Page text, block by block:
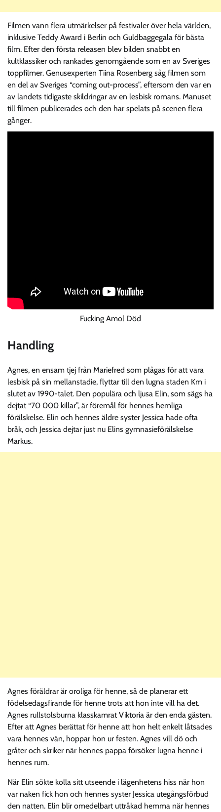
Filmen vann flera utmärkelser på festivaler över hela världen,
inklusive Teddy Award i Berlin och Guldbaggegala för bästa
film. Efter den första releasen blev bilden snabbt en
kultklassiker och rankades genomgående som en av Sveriges
toppfilmer. Genusexperten Tiina Rosenberg såg filmen som
en del av Sveriges “coming out-process”, eftersom den var en
av landets tidigaste skildringar av en lesbisk romans. Manuset
till filmen publicerades och den har spelats på scenen flera
gånger.
Fucking Amol Död
Handling
Agnes, en ensam tjej från Mariefred som plågas för att vara
lesbisk på sin mellanstadie, flyttar till den lugna staden Km i
slutet av 1990-talet. Den populära och ljusa Elin, som sägs ha
dejtat “70 000 killar”, är föremål för hennes hemliga
förälskelse. Elin och hennes äldre syster Jessica hade ofta
bråk, och Jessica dejtar just nu Elins gymnasieförälskelse
Markus.
Agnes föräldrar är oroliga för henne, så de planerar ett
födelsedagsfirande för henne trots att hon inte vill ha det.
Agnes rullstolsburna klasskamrat Viktoria är den enda gästen.
Efter att Agnes berättat för henne att hon helt enkelt låtsades
vara hennes vän, hoppar hon ur festen. Agnes vill dö och
gråter och skriker när hennes pappa försöker lugna henne i
hennes rum.
När Elin sökte kolla sitt utseende i lägenhetens hiss när hon
var naken fick hon och hennes syster Jessica utegångsförbud
den natten. Elin blir omedelbart uttråkad hemma när hennes